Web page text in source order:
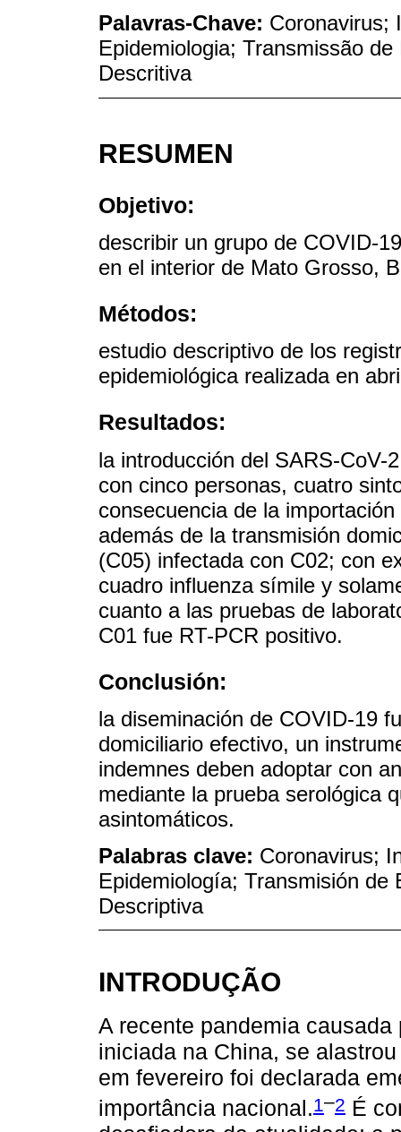
Palavras-Chave: Coronavirus;
Epidemiologia; Transmissão
Descritiva
RESUMEN
Objetivo:
describir un grupo de COVID-
en el interior de Mato Grosso,
Métodos:
estudio descriptivo de los
epidemiológica realizada en
Resultados:
la introducción del SARS-CoV-
con cinco personas, cuatro
consecuencia de la
además de la transmisión
(C05) infectada con C02; con
cuadro influenza símile y
cuanto a las pruebas de
C01 fue RT-PCR positivo.
Conclusión:
la diseminación de COVID-19
domiciliario efectivo, un
indemnes deben adoptar con
mediante la prueba serológica
asintomáticos.
Palabras clave: Coronavirus;
Epidemiología; Transmisión
Descriptiva
INTRODUÇÃO
A recente pandemia
iniciada na China, se
em fevereiro foi declarada
importância nacional.1–2 É